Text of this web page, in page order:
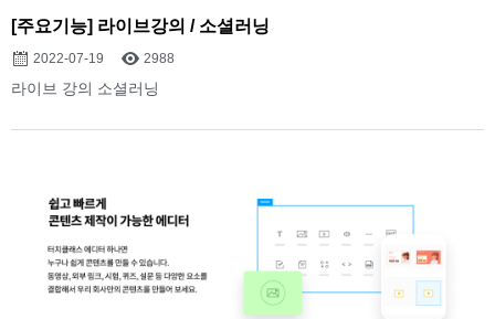
[주요기능] 라이브강의 / 소셜러닝
2022-07-19 2988
라이브 강의 소셜러닝